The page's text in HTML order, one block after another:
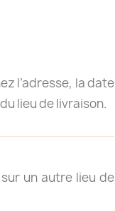
l’adresse, la date
lieu de livraison.
un autre lieu de